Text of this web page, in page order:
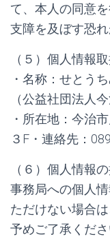
て、本人の同意
支障を及ぼす恐
（５）個人情報
・名称：せとう
（公益社団法人
・所在地：今治
３F・連絡先：
（６）個人情報
事務局への個人
ただけない場合
予めご了承くださ